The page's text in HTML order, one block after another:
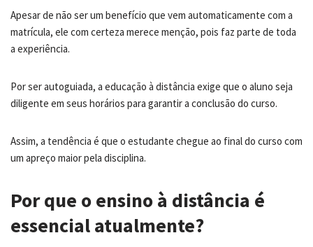
Apesar de não ser um benefício que vem automaticamente com a
matrícula, ele com certeza merece menção, pois faz parte de toda
a experiência.
Por ser autoguiada, a educação à distância exige que o aluno seja
diligente em seus horários para garantir a conclusão do curso.
Assim, a tendência é que o estudante chegue ao final do curso com
um apreço maior pela disciplina.
Por que o ensino à distância é
essencial atualmente?